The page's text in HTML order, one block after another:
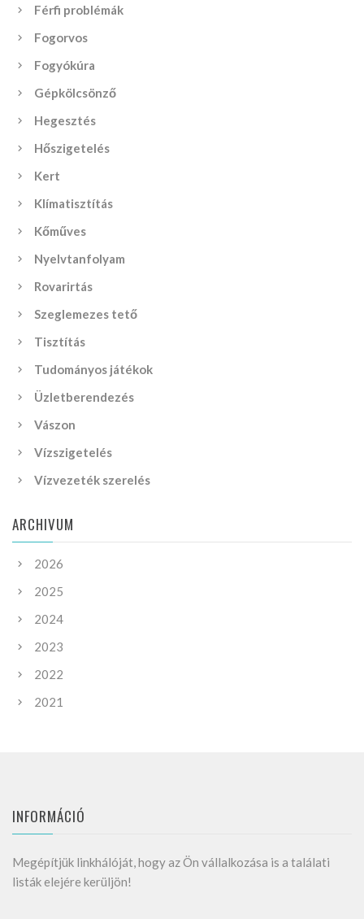
Férfi problémák
Fogorvos
Fogyókúra
Gépkölcsönző
Hegesztés
Hőszigetelés
Kert
Klímatisztítás
Kőműves
Nyelvtanfolyam
Rovarirtás
Szeglemezes tető
Tisztítás
Tudományos játékok
Üzletberendezés
Vászon
Vízszigetelés
Vízvezeték szerelés
ARCHIVUM
2026
2025
2024
2023
2022
2021
INFORMÁCIÓ
Megépítjük linkhálóját, hogy az Ön vállalkozása is a találati
listák elejére kerüljön!